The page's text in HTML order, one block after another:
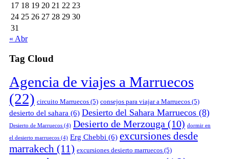
17 18 19 20 21 22 23
24 25 26 27 28 29 30
31
« Abr
Tag Cloud
Agencia de viajes a Marruecos
(22) circuito Marruecos (5) consejos para viajar a Marruecos (5)
desierto del sahara (6) Desierto del Sahara Marruecos (8)
Desierto de Marruecos (4) Desierto de Merzouga (10) dormir en
el desierto marruecos (4) Erg Chebbi (6) excursiones desde
marrakech (11) excursiones desierto marruecos (5)